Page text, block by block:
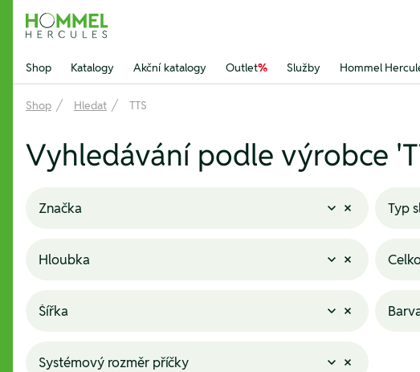
Hommel Hercules
Shop Katalogy Akční katalogy Outlet% Služby Hommel
Shop Hledat TTS
Vyhledávání podle výrobce
Značka Typ
Hloubka
Šířka
Systémový rozměr příčky